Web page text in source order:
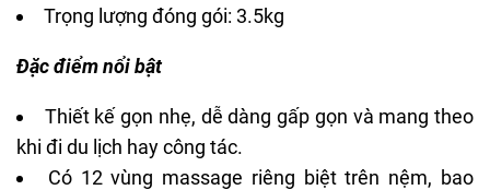
Trọng lượng đóng gói: 3.5kg
Đặc điểm nổi bật
Thiết kế gọn nhẹ, dễ dàng gấp gọn và mang theo
khi đi du lịch hay công tác.
Có 12 vùng massage riêng biệt trên nệm, bao